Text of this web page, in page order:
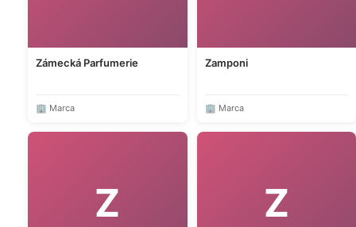
Zámecká Parfumerie
🏢 Marca
Zamponi
🏢 Marca
Z Z